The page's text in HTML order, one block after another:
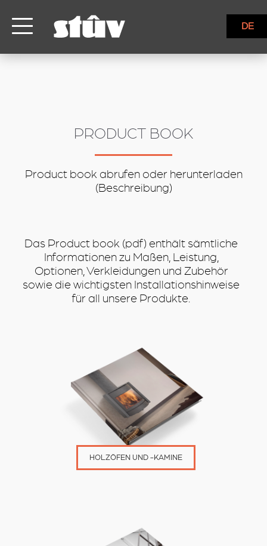
DE
PRODUCT BOOK
Product book abrufen oder herunterladen
(Beschreibung)
Das Product book (pdf) enthält sämtliche
Informationen zu Maßen, Leistung,
Optionen, Verkleidungen und Zubehör
sowie die wichtigsten Installationshinweise
für all unsere Produkte.
HOLZÖFEN UND -KAMINE